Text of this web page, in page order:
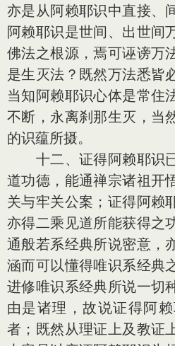
亦是从阿赖耶识中直接、
阿赖耶识是世间、出世间
佛法之根源，焉可诬谤万
是生灭法？既然万法悉皆
当知阿赖耶识心体是常住
不断，永离刹那生灭，当
的识蕴所摄。
十二、证得阿赖耶识
道功德，能通禅宗诸祖开
关与牢关公案；证得阿赖
亦得二乘见道所能获得之
通般若系经典所说密意，
涵而可以懂得唯识系经典
进修唯识系经典所说一切
由是诸理，故说证得阿
者；既然从理证上及教证